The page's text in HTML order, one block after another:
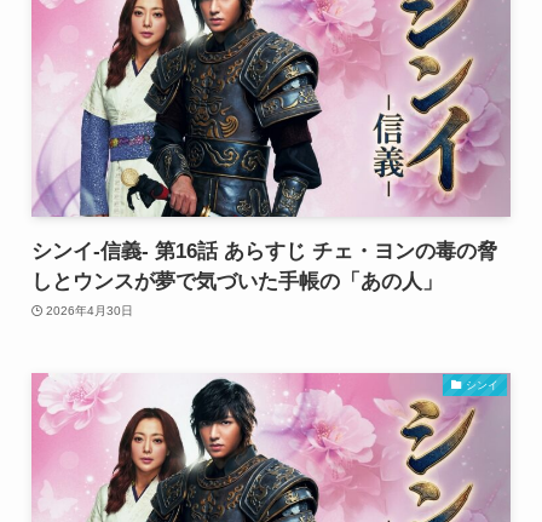
シンイ-信義- 第16話 あらすじ チェ・ヨンの毒の脅
しとウンスが夢で気づいた手帳の「あの人」
2026年4月30日
シンイ